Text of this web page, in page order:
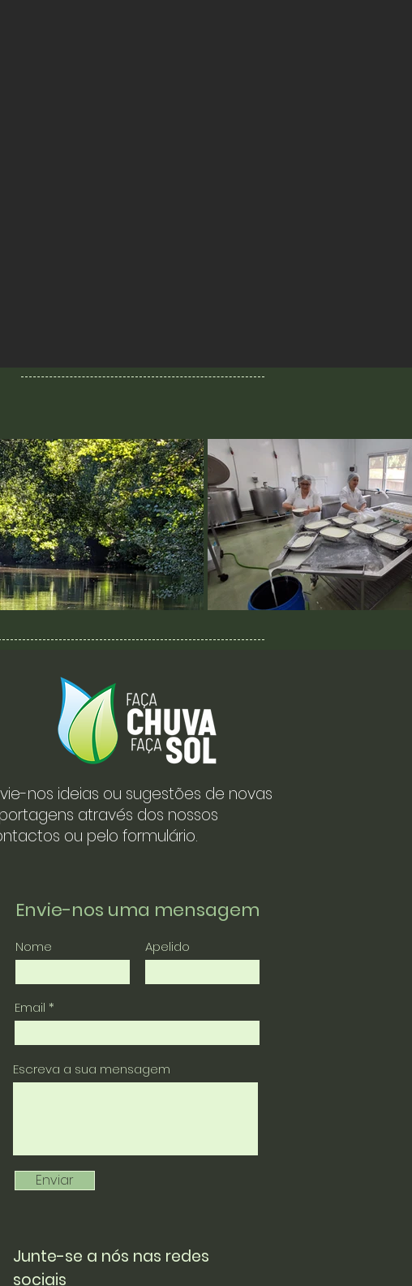
nos ideias ou sugestões de novas
através dos nossos
ou pelo formulário.
Envie-nos uma mensagem
Nome Apelido
Email
Escreva a sua mensagem
Enviar
Junte-se a nós nas redes
sociais